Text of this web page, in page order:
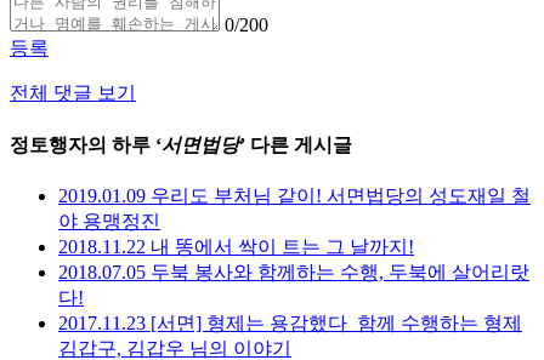
0/200
등록
전체 댓글 보기
정토행자의 하루 ‘서면법당’ 다른 게시글
2019.01.09 우리도 부처님 같이! 서면법당의 성도재일 철
야 용맹정진
2018.11.22 내 똥에서 싹이 트는 그 날까지!
2018.07.05 두북 봉사와 함께하는 수행, 두북에 살어리랏
다!
2017.11.23 [서면] 형제는 용감했다_함께 수행하는 형제
김갑구, 김갑우 님의 이야기